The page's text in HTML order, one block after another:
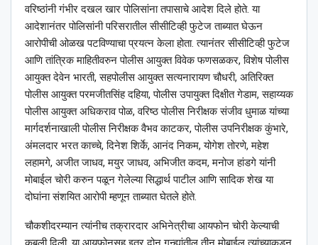
वरिष्ठांनी गंभीर दखल खार पोलिसांना तपासाचे आदेश दिले होते. या
आदेशानंतर पोलिसांनी परिसरातील सीसीटिव्ही फुटेज ताब्यात घेऊन
आरोपीची ओळख पटविण्याचा प्रयत्न केला होता. त्यानंतर सीसीटिव्ही फुटेज
आणि तांत्रिक माहितीवरुन पोलीस आयुक्त विवेक फणसळकर, विशेष पोलीस
आयुक्त देवेन भारती, सहपोलीस आयुक्त सत्यनारायण चौधरी, अतिरिक्त
पोलीस आयुक्त परमजीतसिंह दहिया, पोलीस उपायुक्त दिक्षीत गेडाम, सहाय्यक
पोलीस आयुक्त अधिकराव पोळ, वरिष्ठ पोलीस निरीक्षक संजीव धुमाळ यांच्या
मार्गदर्शनाखाली पोलीस निरीक्षक वैभव काटकर, पोलीस उपनिरीक्षक कुंभारे,
अंमलदार भरत काच्चे, दिनेश शिर्के, आनंद निकम, योगेश तोरणे, महेश
लहामगे, अजीत जाधव, मयुर जाधव, अभिजीत कदम, मनोज हांडगे यांनी
मोबाईल चोरी करुन पळून गेलेल्या सिद्धार्थ पाटील आणि सादिक शेख या
दोघांना संशयित आरोपी म्हणून ताब्यात घेतले होते.
चौकशीदरम्यान त्यांनीच तक्रारदार अभिनेत्रीचा आयफोन चोरी केल्याची